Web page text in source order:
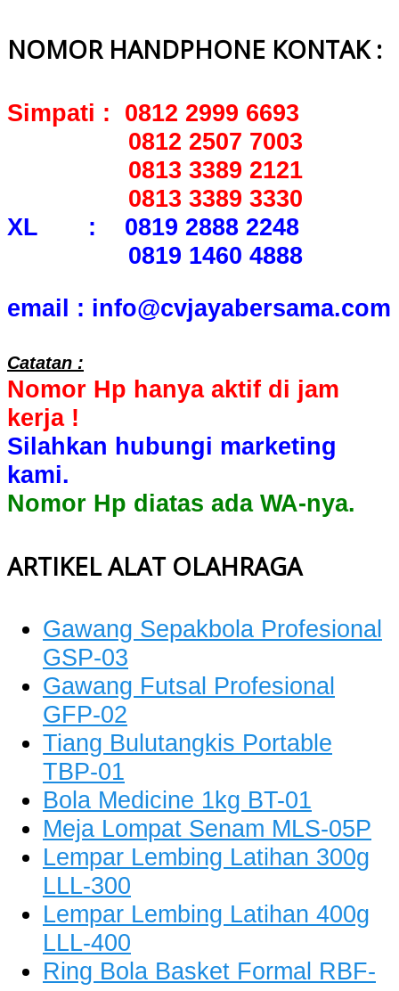
NOMOR HANDPHONE KONTAK :
Simpati : 0812 2999 6693
0812 2507 7003
0813 3389 2121
0813 3389 3330
XL : 0819 2888 2248
0819 1460 4888
email : info@cvjayabersama.com
Catatan :
Nomor Hp hanya aktif di jam
kerja !
Silahkan hubungi marketing
kami.
Nomor Hp diatas ada WA-nya.
ARTIKEL ALAT OLAHRAGA
Gawang Sepakbola Profesional
GSP-03
Gawang Futsal Profesional
GFP-02
Tiang Bulutangkis Portable
TBP-01
Bola Medicine 1kg BT-01
Meja Lompat Senam MLS-05P
Lempar Lembing Latihan 300g
LLL-300
Lempar Lembing Latihan 400g
LLL-400
Ring Bola Basket Formal RBF-